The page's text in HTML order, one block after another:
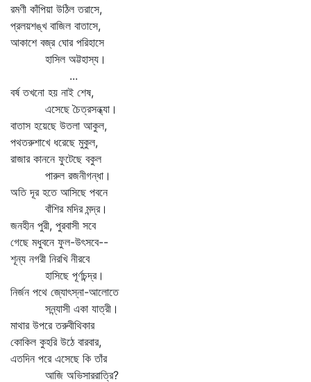
রমণী কাঁপিয়া উঠিল তরাসে,
প্রলয়শঙ্খ বাজিল বাতাসে,
আকাশে বজ্র ঘোর পরিহাসে
হাসিল অট্টহাস্য।
...
বর্ষ তখনো হয় নাই শেষ,
এসেছে চৈত্রসন্ধ্যা।
বাতাস হয়েছে উতলা আকুল,
পথতরুশাখে ধরেছে মুকুল,
রাজার কাননে ফুটেছে বকুল
পারুল রজনীগন্ধা।
অতি দূর হতে আসিছে পবনে
বাঁশির মদির মন্দ্র।
জনহীন পুরী, পুরবাসী সবে
গেছে মধুবনে ফুল-উৎসবে--
শূন্য নগরী নিরখি নীরবে
হাসিছে পূর্ণচন্দ্র।
নির্জন পথে জ্যোৎস্না-আলোতে
সন্ন্যাসী একা যাত্রী।
মাথার উপরে তরুবীথিকার
কোকিল কুহরি উঠে বারবার,
এতদিন পরে এসেছে কি তাঁর
আজি অভিসাররাত্রি?